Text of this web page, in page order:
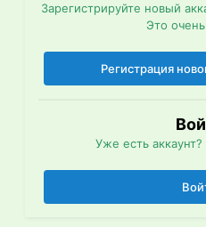
Зарегистрируйте новый
Это
Регистрация
Уже есть